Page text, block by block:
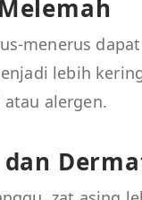
menerus
lebih
alergen.